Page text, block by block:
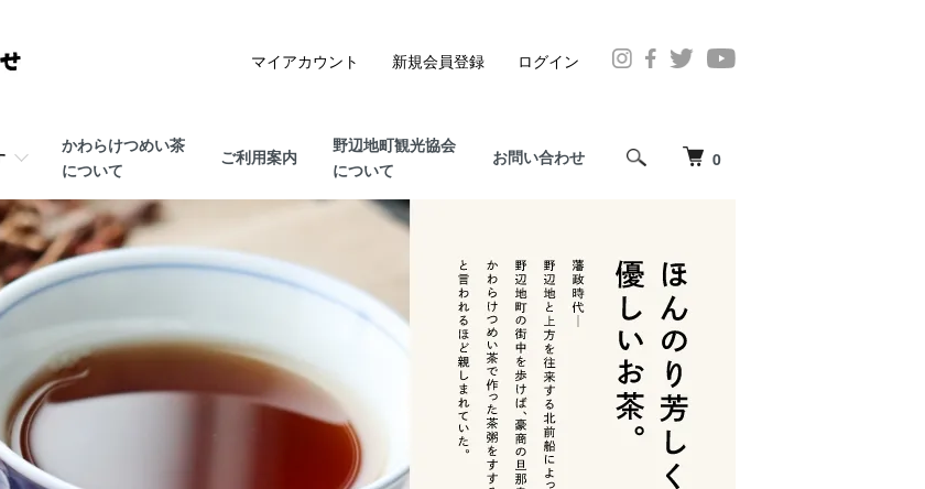
かわらけつめい茶
について
ご利用案内
野辺地町観光協会
について
お問い合わせ 0
マイアカウント 新規会員登録 ログイン